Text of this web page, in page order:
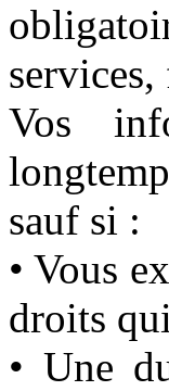
Vos
sauf si :
• Vous
droits
• Une